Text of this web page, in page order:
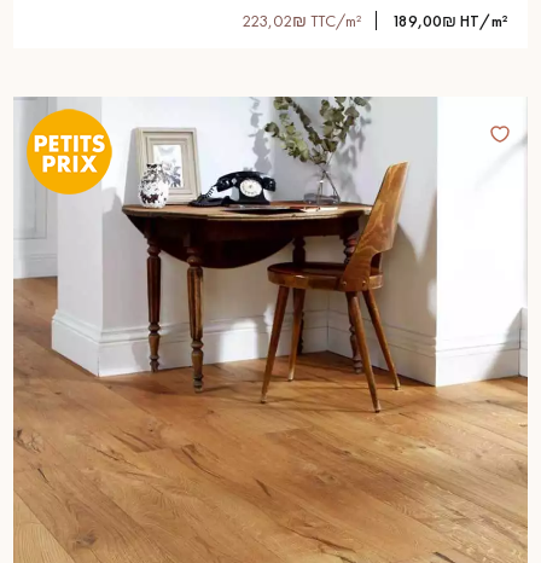
223,02₪ TTC/m² 189,00₪ HT/m²